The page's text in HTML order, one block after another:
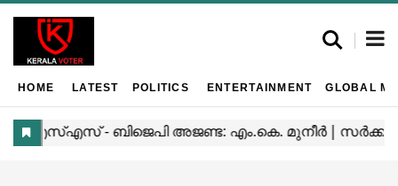
HOME LATEST POLITICS ENTERTAINMENT GLOBAL